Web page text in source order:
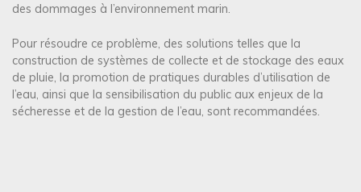
des dommages à l’environnement marin.
Pour résoudre ce problème, des solutions telles que la
construction de systèmes de collecte et de stockage des eaux
de pluie, la promotion de pratiques durables d’utilisation de
l’eau, ainsi que la sensibilisation du public aux enjeux de la
sécheresse et de la gestion de l’eau, sont recommandées.